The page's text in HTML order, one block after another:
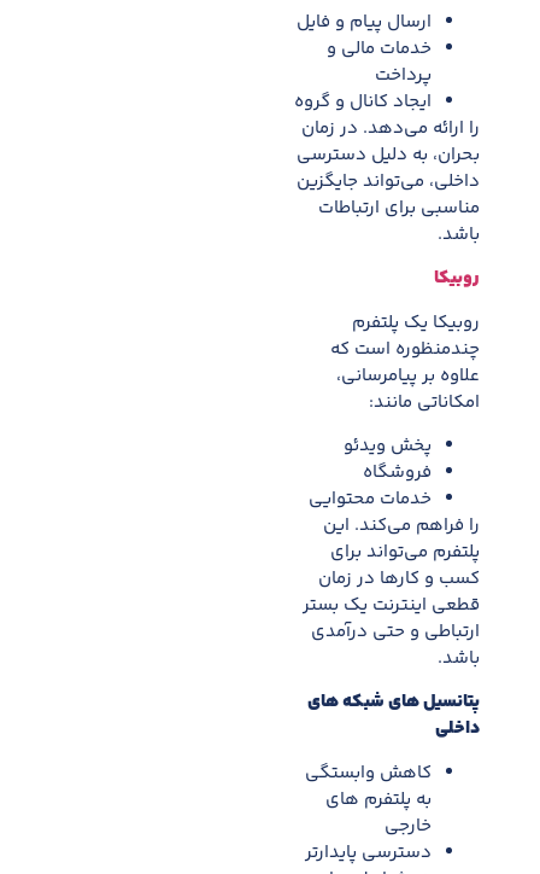
ارسال پيام و فايل
خدمات مالی و
پرداخت
ايجاد کانال و گروه
را ارائه می‌دهد. در زمان
بحران، به دليل دسترسی
داخلی، می‌تواند جايگزين
مناسبی برای ارتباطات
باشد.
روبیکا
روبیکا يک پلتفرم
چندمنظوره است که
علاوه بر پيامرسانی،
امکاناتی مانند:
پخش ويدئو
فروشگاه
خدمات محتوايی
را فراهم می‌کند. اين
پلتفرم می‌تواند برای
کسب و کارها در زمان
قطعی اینترنت يک بستر
ارتباطی و حتی درآمدی
باشد.
پتانسيل های شبکه های
داخلی
کاهش وابستگی
به پلتفرم های
خارجی
دسترسی پايدارتر